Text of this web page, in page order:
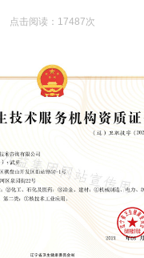
点击阅读：17487次